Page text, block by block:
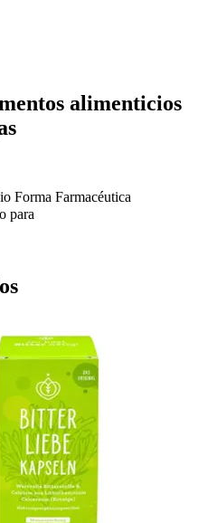
alimenticios
Forma Farmacéutica
para